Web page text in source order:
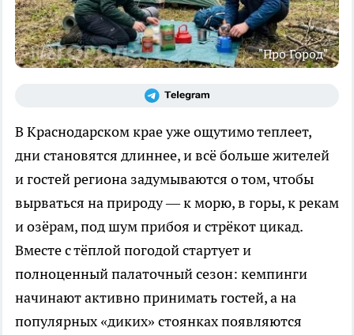
"Про Город"
В Краснодарском крае уже ощутимо теплеет,
дни становятся длиннее, и всё больше жителей
и гостей региона задумываются о том, чтобы
вырваться на природу — к морю, в горы, к рекам
и озёрам, под шум прибоя и стрёкот цикад.
Вместе с тёплой погодой стартует и
полноценный палаточный сезон: кемпинги
начинают активно принимать гостей, а на
популярных «диких» стоянках появляются